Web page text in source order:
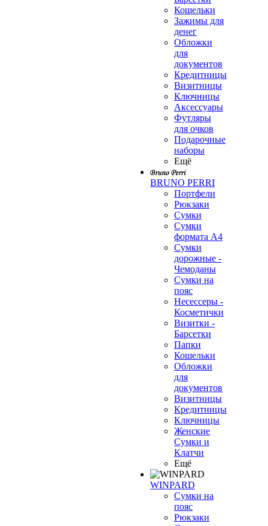
Кошельки
Зажимы для
денег
Обложки
для
документов
Кредитницы
Визитницы
Ключницы
Аксессуары
Футляры
для очков
Подарочные
наборы
Ещё
BRUNO PERRI
Портфели
Рюкзаки
Сумки
Сумки
формата А4
Сумки
дорожные -
Чемоданы
Сумки на
пояс
Несессеры -
Косметички
Визитки -
Барсетки
Папки
Кошельки
Обложки
для
документов
Визитницы
Кредитницы
Ключницы
Женские
Сумки и
Клатчи
Ещё
WINPARD
Сумки на
пояс
Рюкзаки